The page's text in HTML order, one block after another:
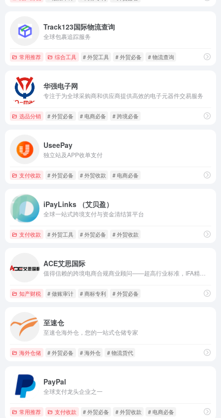
Track123国际物流查询
全球包裹追踪服务
常用推荐 综合工具 # 外贸工具 # 外贸必备 # 物流查询
华强电子网
专注于为全球采购商和供应商提供高效的电子元器件交易服务
选品分销 # 外贸必备 # 电商必备 # 跨境必备
UseePay
独立站及APP收单支付
支付收款 # 外贸必备 # 外贸收款 # 电商必备
iPayLinks （艾贝盈）
全球一站式跨境支付与资金清结算平台
支付收款 # 外贸工具 # 外贸必备 # 外贸收款
ACE艾思国际
知产财税 # 做账审计 # 商标专利 # 外贸必备
至速仓
至速仓海外仓，您的一站式仓储专家
海外仓储 # 外贸必备 # 海外仓 # 物流货代
PayPal
全球支付龙头企业之一
常用推荐 支付收款 # 外贸必备 # 外贸收款 # 电商必备